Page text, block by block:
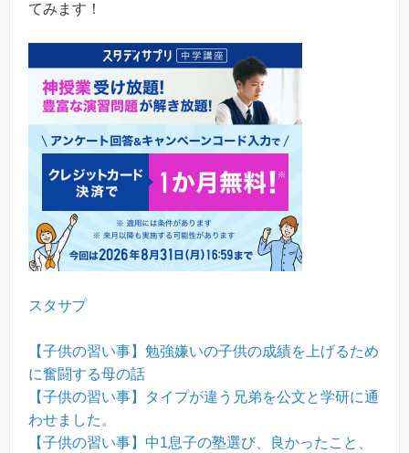
てみます！
スタサプ
【子供の習い事】勉強嫌いの子供の成績を上げるため
に奮闘する母の話
【子供の習い事】タイプが違う兄弟を公文と学研に通
わせました。
【子供の習い事】中1息子の塾選び、良かったこと、